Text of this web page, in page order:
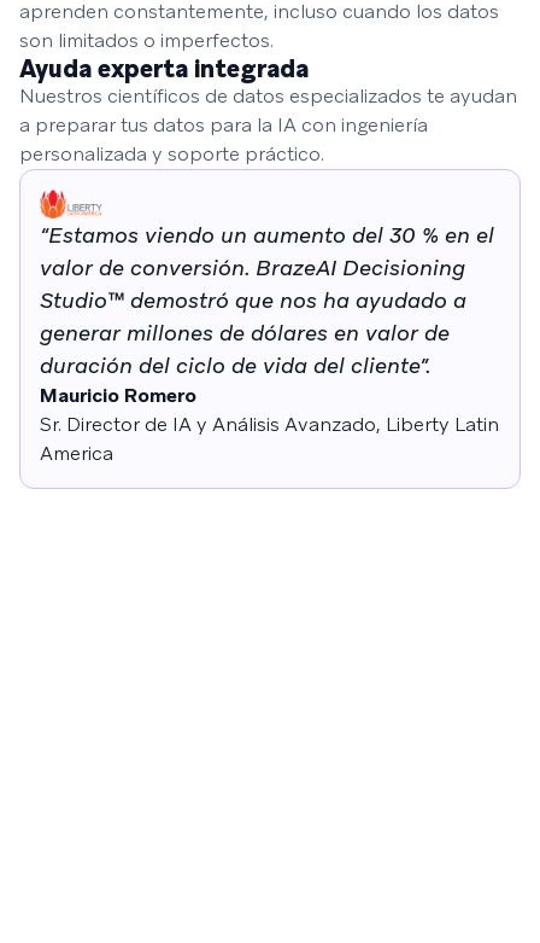
aprenden constantemente, incluso cuando los datos
son limitados o imperfectos.
Ayuda experta integrada
Nuestros científicos de datos especializados te ayudan
a preparar tus datos para la IA con ingeniería
personalizada y soporte práctico.
“Estamos viendo un aumento del 30 % en el
valor de conversión. BrazeAI Decisioning
Studio™ demostró que nos ha ayudado a
generar millones de dólares en valor de
duración del ciclo de vida del cliente”.
Mauricio Romero
Sr. Director de IA y Análisis Avanzado, Liberty Latin
America